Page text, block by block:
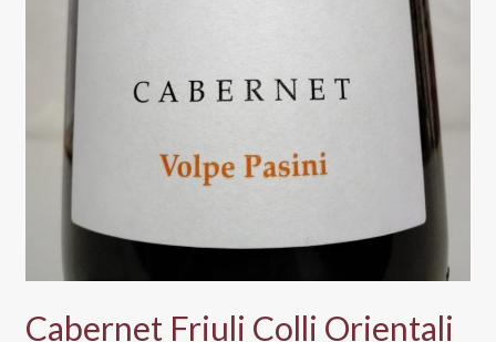
Cabernet Friuli Colli Orientali